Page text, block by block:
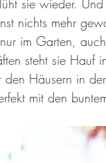
Hand-Werk Rat
Zitate
sie wieder.
nichts mehr
im Garten,
steht sie
den Häusern in
mit den